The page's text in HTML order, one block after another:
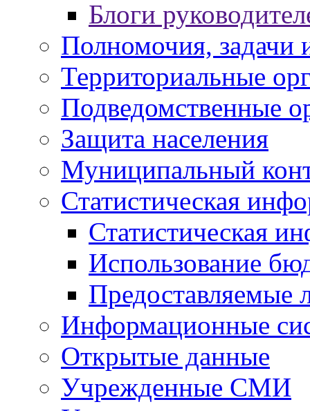
Блоги
Полномочия, задачи
Территориальные
Подведомственные
Защита населения
Муниципальный
Статистическая
Статистическая
Использование
Предоставляемые
Информационные
Открытые данные
Учрежденные СМИ